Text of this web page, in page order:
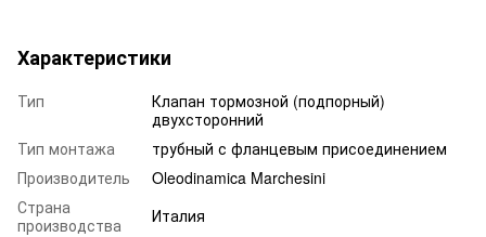
Характеристики
Тип
Клапан тормозной (подпорный)
двухсторонний
Тип монтажа
трубный с фланцевым присоединением
Производитель
Oleodinamica Marchesini
Страна
производства
Италия